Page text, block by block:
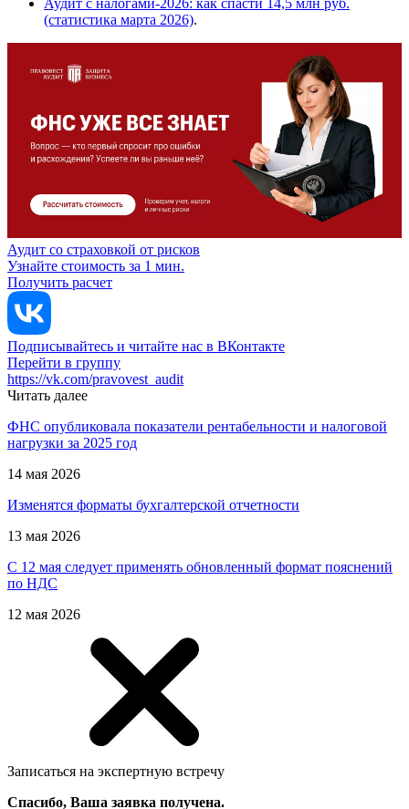
(статистика марта 2026).
Аудит со страховкой от рисков
Узнайте стоимость за 1 мин.
Получить расчет
Подписывайтесь и читайте нас в ВКонтакте
Перейти в группу
https://vk.com/pravovest_audit
Читать далее
ФНС опубликовала показатели рентабельности и налоговой
нагрузки за 2025 год
14 мая 2026
Изменятся форматы бухгалтерской отчетности
13 мая 2026
С 12 мая следует применять обновленный формат пояснений
по НДС
12 мая 2026
Записаться на экспертную встречу
Спасибо, Ваша заявка получена.